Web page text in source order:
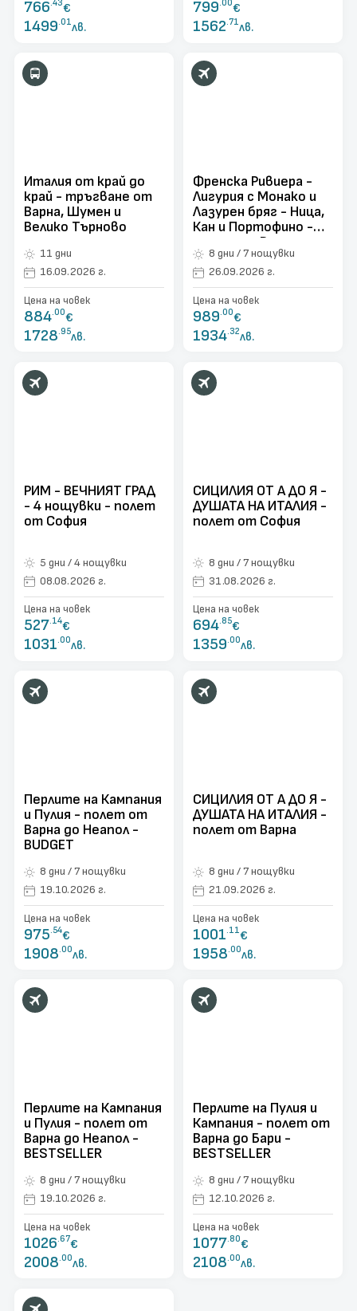
766.43€
1499.01лв.
799.00€
1562.71лв.
Италия от край до
край - тръгване от
Варна, Шумен и
Велико Търново
11 дни
16.09.2026 г.
Цена на човек
884.00€
1728.95лв.
Френска Ривиера -
Лигурия с Монако и
Лазурен бряг - Ница,
Кан и Портофино -
полет от Варна
8 дни / 7 нощувки
26.09.2026 г.
Цена на човек
989.00€
1934.32лв.
РИМ - ВЕЧНИЯТ ГРАД
- 4 нощувки - полет
от София
5 дни / 4 нощувки
08.08.2026 г.
Цена на човек
527.14€
1031.00лв.
СИЦИЛИЯ ОТ А ДО Я -
ДУШАТА НА ИТАЛИЯ -
полет от София
8 дни / 7 нощувки
31.08.2026 г.
Цена на човек
694.85€
1359.00лв.
Перлите на Кампания
и Пулия - полет от
Варна до Неапол -
BUDGET
8 дни / 7 нощувки
19.10.2026 г.
Цена на човек
975 .54€
1908 .00лв.
СИЦИЛИЯ ОТ А ДО Я -
ДУШАТА НА ИТАЛИЯ -
полет от Варна
8 дни / 7 нощувки
21.09.2026 г.
Цена на човек
1001 .11 €
1958 .00лв.
Перлите на Кампания
и Пулия - полет от
Варна до Неапол -
BESTSELLER
8 дни / 7 нощувки
19.10.2026 г.
Цена на човек
1026.67€
2008.00лв.
Перлите на Пулия и
Кампания - полет от
Варна до Бари -
BESTSELLER
8 дни / 7 нощувки
12.10.2026 г.
Цена на човек
1077.80€
2108.00лв.